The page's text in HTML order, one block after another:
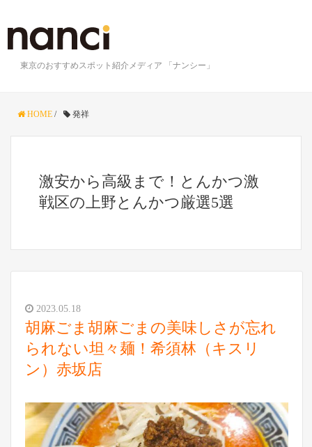
東京のおすすめスポット紹介メディア 「ナンシー」
HOME / 発祥
激安から高級まで！とんかつ激
戦区の上野とんかつ厳選5選
2023.05.18
胡麻ごま胡麻ごまの美味しさが忘れ
られない坦々麺！希須林（キスリ
ン）赤坂店